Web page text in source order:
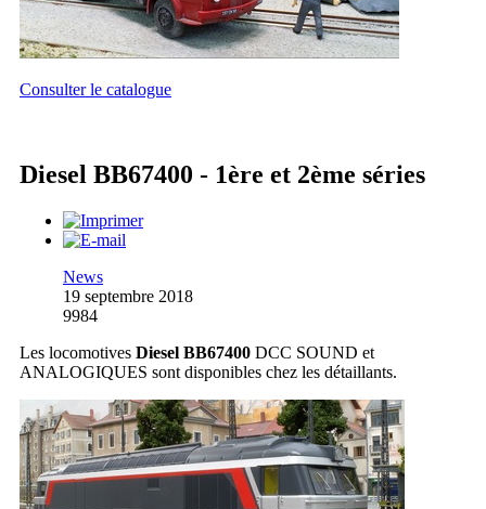
Consulter le catalogue
Diesel BB67400 - 1ère et 2ème séries
News
19 septembre 2018
9984
Les locomotives Diesel BB67400 DCC SOUND et
ANALOGIQUES sont disponibles chez les détaillants.